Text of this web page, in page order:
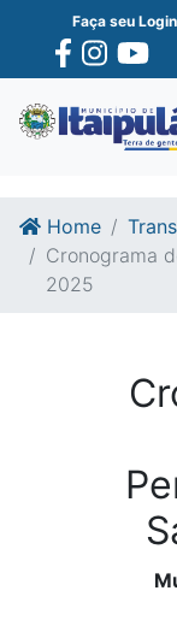
Ir para o conte�do
Ir para o fim do
Faça seu
Home
Cronograma
2025